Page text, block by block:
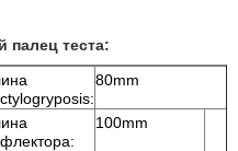
палец теста:
80mm
100mm